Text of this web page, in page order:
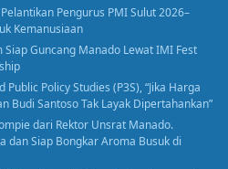
Pengurus PMI Sulut 2026–
Kemanusiaan
Siap Guncang Manado Lewat IMI Fest
Policy Studies (P3S), “Jika Harga
Budi Santoso Tak Layak Dipertahankan”
dari Rektor Unsrat Manado.
dan Siap Bongkar Aroma Busuk di